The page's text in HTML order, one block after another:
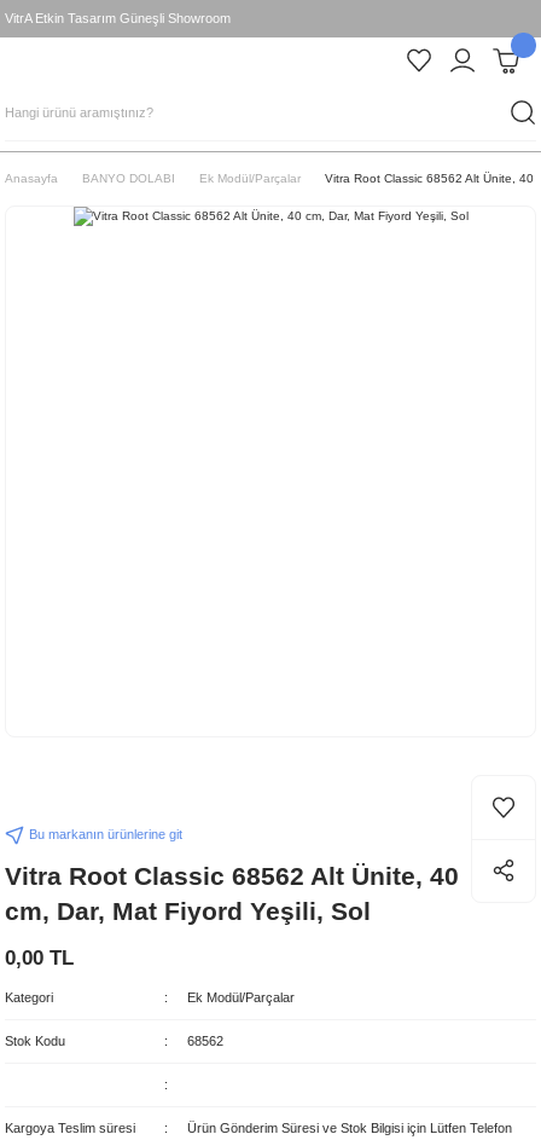
VitrA Etkin Tasarım Güneşli Showroom
Anasayfa BANYO DOLABI Ek Modül/Parçalar Vitra Root Classic 68562 Alt Ünite, 40
Bu markanın ürünlerine git
Vitra Root Classic 68562 Alt Ünite, 40
cm, Dar, Mat Fiyord Yeşili, Sol
0,00 TL
Kategori Ek Modül/Parçalar
Stok Kodu 68562
Kargoya Teslim süresi
Ürün Gönderim Süresi ve Stok Bilgisi için Lütfen Telefon